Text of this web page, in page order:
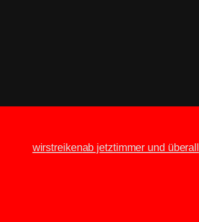
wirstreikenab jetztimmer und überall